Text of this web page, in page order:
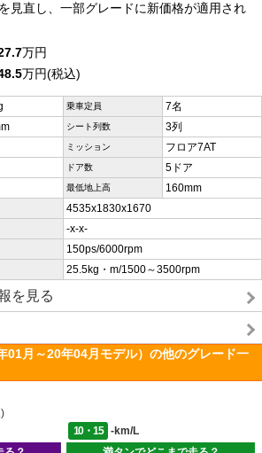
見直し、一部グレードに新価格が適用され
万円
万円(税込)
乗車定員 7名
シート列数 3列
ミッション フロア7AT
ドア数 5ドア
最低地上高 160mm
4535x1830x1670
-x-x-
150ps/6000rpm
25.5kg・m/1500～3500rpm
を見る
01月～20年04月モデル）の他のグレード一
10・15
-km/L